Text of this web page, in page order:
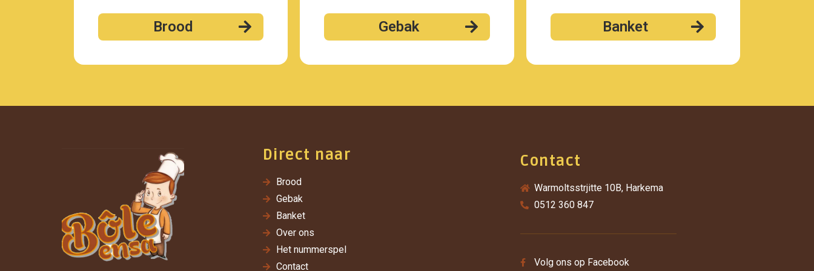
Brood Gebak Banket
Direct naar
Brood
Gebak
Banket
Over ons
Het nummerspel
Contact
Contact
Warmoltsstrjitte 10B, Harkema
0512 360 847
Volg ons op Facebook